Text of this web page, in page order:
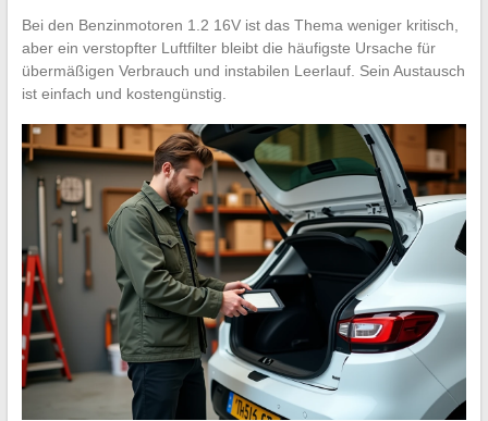
Bei den Benzinmotoren 1.2 16V ist das Thema weniger kritisch,
aber ein verstopfter Luftfilter bleibt die häufigste Ursache für
übermäßigen Verbrauch und instabilen Leerlauf. Sein Austausch
ist einfach und kostengünstig.